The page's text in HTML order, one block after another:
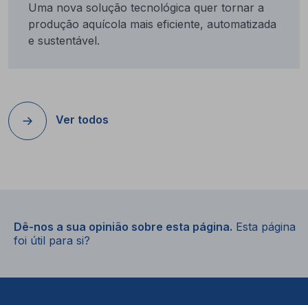
Uma nova solução tecnológica quer tornar a
produção aquícola mais eficiente, automatizada
e sustentável.
Ver todos
Dê-nos a sua opinião sobre esta página. Esta página
foi útil para si?